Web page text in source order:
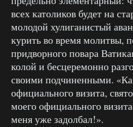
всех католиков будет на
молодой хулиганистый
курить во время молитвы,
придворного повара
колой и бесцеремонно
своими подчиненными.
официального визита,
моего официального
меня уже задолбал!».